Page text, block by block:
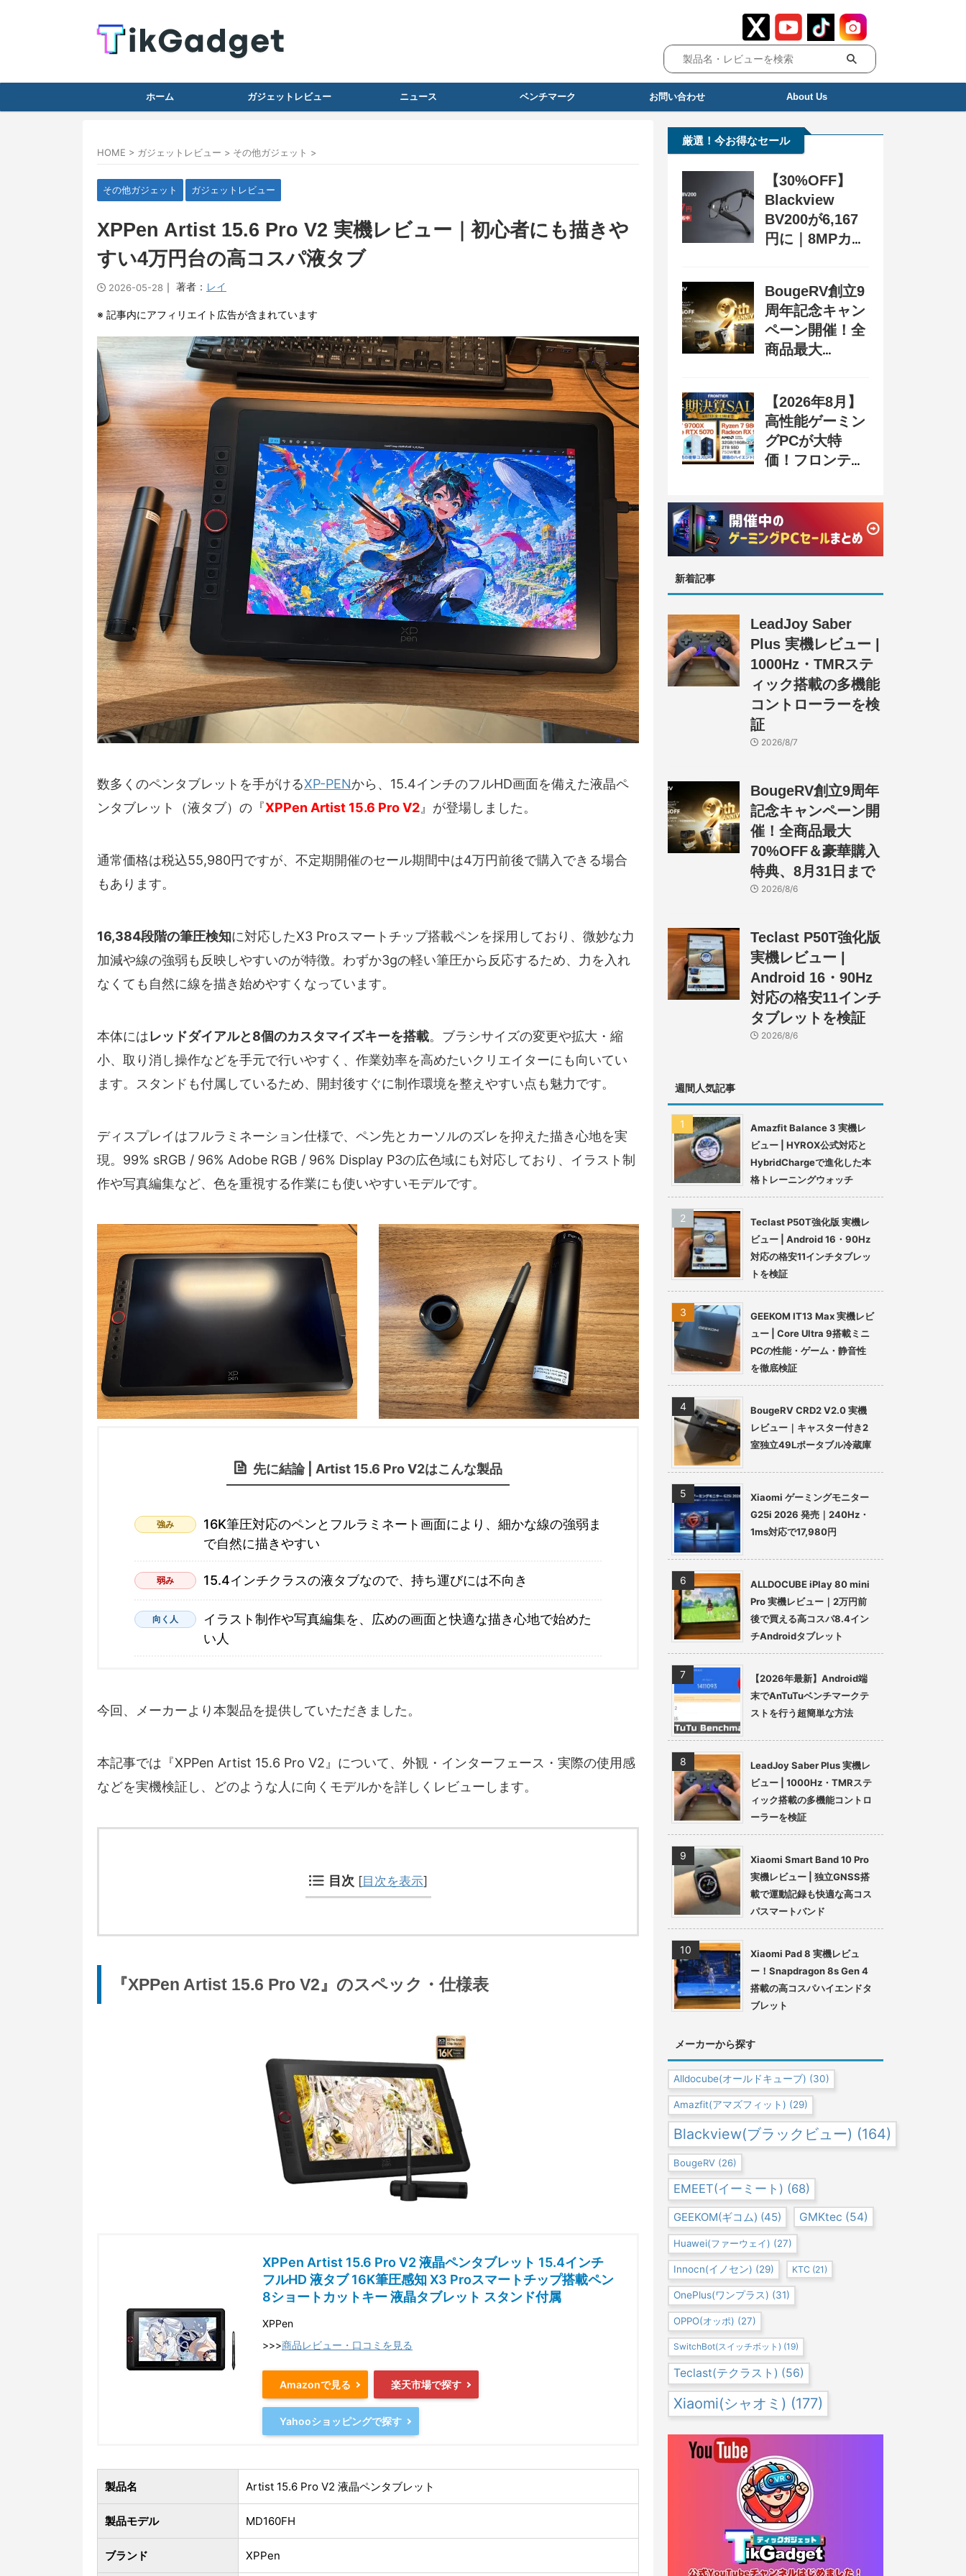
ホーム ガジェットレビュー ニュース ベンチマーク お問い合わせ About Us
HOME > ガジェットレビュー > その他ガジェット >
その他ガジェット ガジェットレビュー
XPPen Artist 15.6 Pro V2 実機レビュー｜初心者にも描きや
すい4万円台の高コスパ液タブ
2026-05-28 ｜ 著者： レイ
※ 記事内にアフィリエイト広告が含まれています
数多くのペンタブレットを手がけるXP-PENから、15.4インチのフルHD画面を備えた液晶ペ
ンタブレット（液タブ）の『XPPen Artist 15.6 Pro V2 』が登場しました。
通常価格は税込55,980円ですが、不定期開催のセール期間中は4万円前後で購入できる場合
もあります。
16,384段階の筆圧検知に対応したX3 Proスマートチップ搭載ペンを採用しており、微妙な力
加減や線の強弱も反映しやすいのが特徴。わずか3gの軽い筆圧から反応するため、力を入れ
なくても自然に線を描き始めやすくなっています。
本体にはレッドダイアルと8個のカスタマイズキーを搭載。ブラシサイズの変更や拡大・縮
小、取り消し操作などを手元で行いやすく、作業効率を高めたいクリエイターにも向いてい
ます。スタンドも付属しているため、開封後すぐに制作環境を整えやすい点も魅力です。
ディスプレイはフルラミネーション仕様で、ペン先とカーソルのズレを抑えた描き心地を実
現。99% sRGB / 96% Adobe RGB / 96% Display P3の広色域にも対応しており、イラスト制
作や写真編集など、色を重視する作業にも使いやすいモデルです。
先に結論 | Artist 15.6 Pro V2はこんな製品
強み
16K筆圧対応のペンとフルラミネート画面により、細かな線の強弱ま
で自然に描きやすい
弱み 15.4インチクラスの液タブなので、持ち運びには不向き
向く人
イラスト制作や写真編集を、広めの画面と快適な描き心地で始めた
い人
今回、メーカーより本製品を提供していただきました。
本記事では『XPPen Artist 15.6 Pro V2』について、外観・インターフェース・実際の使用感
などを実機検証し、どのような人に向くモデルかを詳しくレビューします。
目次 [目次を表示]
『XPPen Artist 15.6 Pro V2』のスペック・仕様表
XPPen Artist 15.6 Pro V2 液晶ペンタブレット 15.4インチ
フルHD 液タブ 16K筆圧感知 X3 Proスマートチップ搭載ペン
8ショートカットキー 液晶タブレット スタンド付属
XPPen
>>>商品レビュー・口コミを見る
Amazonで見る 楽天市場で探す
Yahooショッピングで探す
製品名 Artist 15.6 Pro V2 液晶ペンタブレット
製品モデル MD160FH
ブランド XPPen
厳選！今お得なセール
【30%OFF】
Blackview
BV200が6,167
円に｜8MPカメ
ン配布中
BougeRV創立9
周年記念キャン
ペーン開催！全
商品最大
31日まで
【2026年8月】
高性能ゲーミン
グPCが大特
価！フロンティ
SALE』開催、
セール情報まと
め
新着記事
LeadJoy Saber
Plus 実機レビュー |
1000Hz・TMRステ
ィック搭載の多機能
コントローラーを検
証
2026/8/7
BougeRV創立9周年
記念キャンペーン開
催！全商品最大
70%OFF＆豪華購入
特典、8月31日まで
2026/8/6
Teclast P50T強化版
実機レビュー |
Android 16・90Hz
対応の格安11インチ
タブレットを検証
2026/8/6
週間人気記事
Amazfit Balance 3 実機レ
ビュー | HYROX公式対応と
HybridChargeで進化した本
格トレーニングウォッチ
Teclast P50T強化版 実機レ
ビュー | Android 16・90Hz
対応の格安11インチタブレッ
トを検証
GEEKOM IT13 Max 実機レビ
ュー | Core Ultra 9搭載ミニ
PCの性能・ゲーム・静音性
を徹底検証
BougeRV CRD2 V2.0 実機
レビュー｜キャスター付き2
室独立49Lポータブル冷蔵庫
Xiaomi ゲーミングモニター
G25i 2026 発売｜240Hz・
1ms対応で17,980円
ALLDOCUBE iPlay 80 mini
Pro 実機レビュー｜2万円前
後で買える高コスパ8.4イン
チAndroidタブレット
【2026年最新】Android端
末でAnTuTuベンチマークテ
ストを行う超簡単な方法
LeadJoy Saber Plus 実機レ
ビュー | 1000Hz・TMRステ
ィック搭載の多機能コントロ
ーラーを検証
Xiaomi Smart Band 10 Pro
実機レビュー | 独立GNSS搭
載で運動記録も快適な高コス
パスマートバンド
Xiaomi Pad 8 実機レビュ
ー！Snapdragon 8s Gen 4
搭載の高コスパハイエンドタ
ブレット
メーカーから探す
Alldocube(オールドキューブ) (30)
Amazfit(アマズフィット) (29)
Blackview(ブラックビュー) (164)
BougeRV (26)
EMEET(イーミート) (68)
GEEKOM(ギコム) (45) GMKtec (54)
Huawei(ファーウェイ) (27)
Innocn(イノセン) (29) KTC (21)
OnePlus(ワンプラス) (31)
OPPO(オッポ) (27)
SwitchBot(スイッチボット) (19)
Teclast(テクラスト) (56)
Xiaomi(シャオミ) (177)